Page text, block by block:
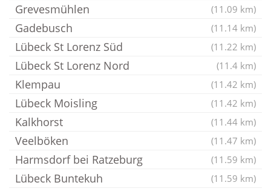
Grevesmühlen (11.09 km)
Gadebusch (11.14 km)
Lübeck St Lorenz Süd (11.22 km)
Lübeck St Lorenz Nord (11.4 km)
Klempau (11.42 km)
Lübeck Moisling (11.42 km)
Kalkhorst (11.44 km)
Veelböken (11.47 km)
Harmsdorf bei Ratzeburg (11.59 km)
Lübeck Buntekuh (11.59 km)